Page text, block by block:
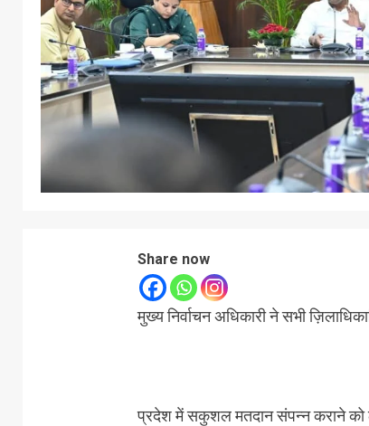
Share now
मुख्य निर्वाचन अधिकारी ने सभी
प्रदेश में सकुशल मतदान संपन्न कराने को